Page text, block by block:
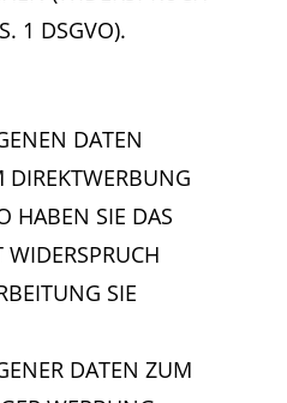
1 DSGVO).
DATEN
DIREKTWERBUNG
HABEN SIE DAS
WIDERSPRUCH
SIE
DATEN ZUM